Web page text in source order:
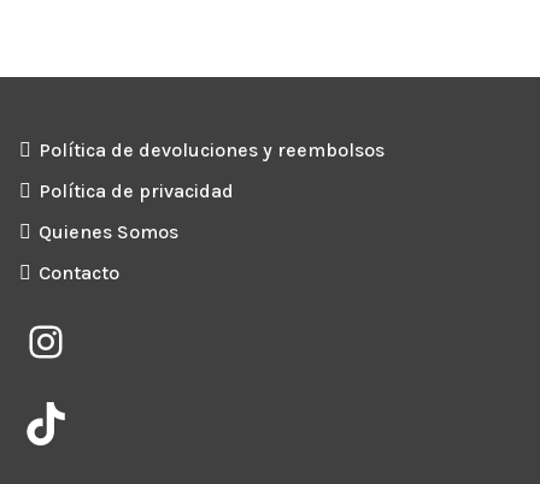
Política de devoluciones y reembolsos
Política de privacidad
Quienes Somos
Contacto